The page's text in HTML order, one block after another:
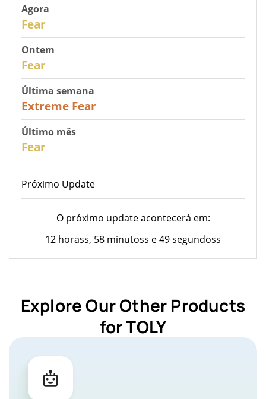
Agora
Fear
Ontem
Fear
Última semana
Extreme Fear
Último mês
Fear
Próximo Update
O próximo update acontecerá em:
12 horass, 58 minutoss e 49 segundoss
Explore Our Other Products
for TOLY